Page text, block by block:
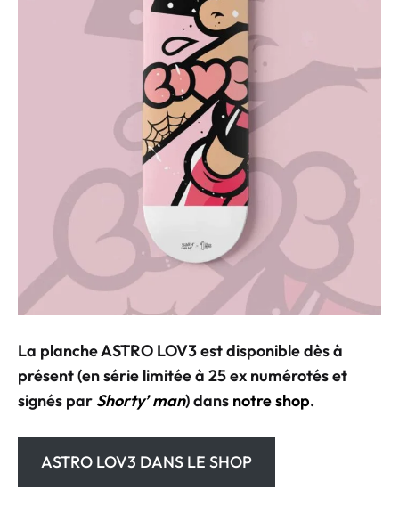
La planche ASTRO LOV3 est disponible dès à
présent (en série limitée à 25 ex numérotés et
signés par Shorty’ man) dans notre shop.
ASTRO LOV3 DANS LE SHOP